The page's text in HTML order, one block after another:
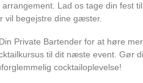
Lad os tage din fest
vil begejstre dine gæster.
Private Bartender for at høre
til dit næste event. Gør
cocktailoplevelse!